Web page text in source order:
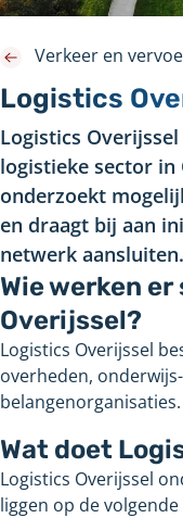
Logistics
Verkeer en
Logistics
logistieke sector
onderzoekt
en draagt bij aan
netwerk aansluiten.
Wie werken
Overijssel?
Logistics Overijssel
overheden,
belangenorganisaties.
Wat doet
Logistics Overijssel
liggen op de